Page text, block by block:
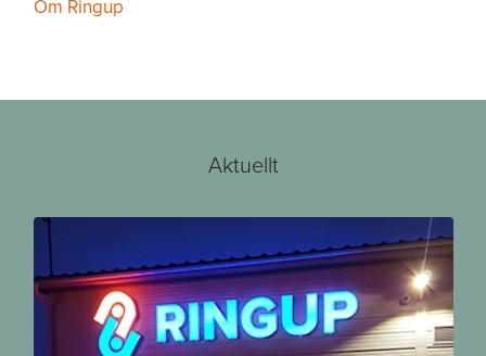
Om Ringup
Aktuellt